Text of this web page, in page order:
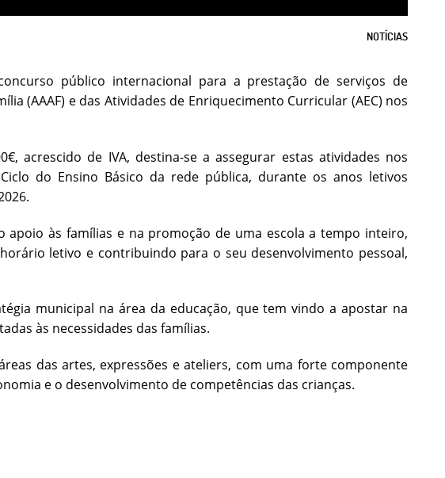
NOTÍCIAS
público internacional para a prestação de serviços de
(AAAF) e das Atividades de Enriquecimento Curricular (AEC) nos
acrescido de IVA, destina-se a assegurar estas atividades nos
do Ensino Básico da rede pública, durante os anos letivos
apoio às famílias e na promoção de uma escola a tempo inteiro,
letivo e contribuindo para o seu desenvolvimento pessoal,
municipal na área da educação, que tem vindo a apostar na
às necessidades das famílias.
das artes, expressões e ateliers, com uma forte componente
e o desenvolvimento de competências das crianças.